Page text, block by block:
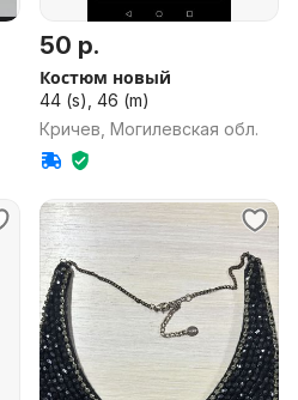
50 р.
Костюм новый
44 (s), 46 (m)
Кричев, Могилевская обл.